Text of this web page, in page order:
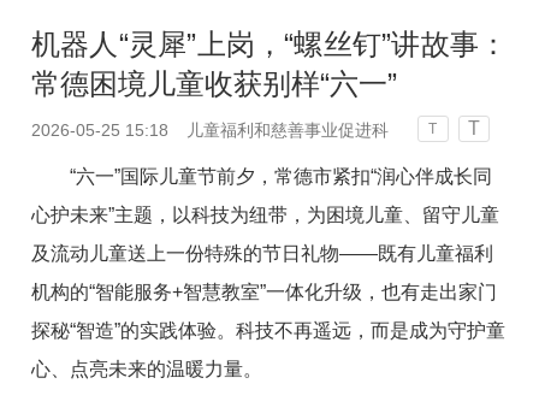
机器人“灵犀”上岗，“螺丝钉”讲故事：
常德困境儿童收获别样“六一”
2026-05-25 15:18 儿童福利和慈善事业促进科 T T
“六一”国际儿童节前夕，常德市紧扣“润心伴成长同
心护未来”主题，以科技为纽带，为困境儿童、留守儿童
及流动儿童送上一份特殊的节日礼物——既有儿童福利
机构的“智能服务+智慧教室”一体化升级，也有走出家门
探秘“智造”的实践体验。科技不再遥远，而是成为守护童
心、点亮未来的温暖力量。